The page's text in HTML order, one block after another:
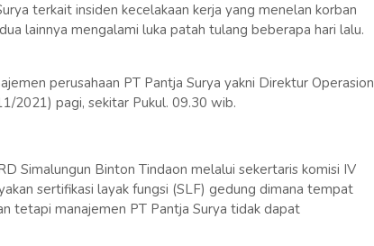
terkait insiden kecelakaan kerja yang menelan korban
lainnya mengalami luka patah tulang beberapa hari lalu.
perusahaan PT Pantja Surya yakni Direktur
2021) pagi, sekitar Pukul. 09.30 wib.
Simalungun Binton Tindaon melalui sekertaris komisi IV
sertifikasi layak fungsi (SLF) gedung dimana tempat
tetapi manajemen PT Pantja Surya tidak dapat